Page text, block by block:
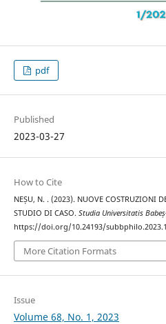
pdf
Published
2023-03-27
How to Cite
NEȘU, N. . (2023). NUOVE COSTRUZIONI
STUDIO DI CASO. Studia Universitatis
https://doi.org/10.24193/
More Citation Formats
Issue
Volume 68, No. 1, 2023